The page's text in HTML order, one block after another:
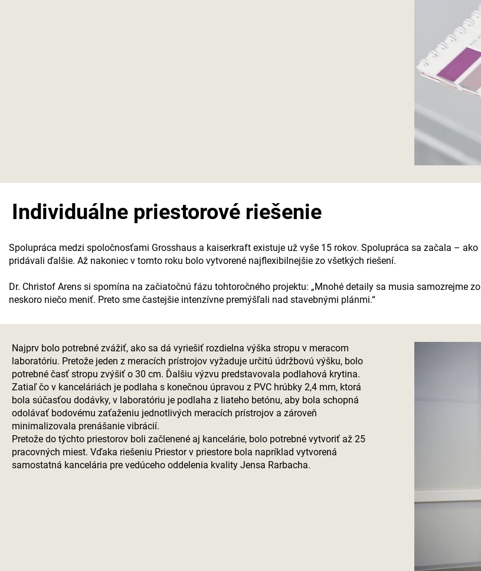
Individuálne priestorové riešenie
Spolupráca medzi spoločnosťami Grosshaus a kaiserkraft existuje už vyše 15 rokov. Spolupráca sa začala –
pridávali ďalšie. Až nakoniec v tomto roku bolo vytvorené najflexibilnejšie zo všetkých riešení.
Dr. Christof Arens si spomína na začiatočnú fázu tohtoročného projektu: „Mnohé detaily sa musia samozrejme
neskoro niečo meniť. Preto sme častejšie intenzívne premýšľali nad stavebnými plánmi.“
Najprv bolo potrebné zvážiť, ako sa dá vyriešiť rozdielna výška stropu v meracom
laboratóriu. Pretože jeden z meracích prístrojov vyžaduje určitú údržbovú výšku, bolo
potrebné časť stropu zvýšiť o 30 cm. Ďalšiu výzvu predstavovala podlahová krytina.
Zatiaľ čo v kanceláriách je podlaha s konečnou úpravou z PVC hrúbky 2,4 mm, ktorá
bola súčasťou dodávky, v laboratóriu je podlaha z liateho betónu, aby bola schopná
odolávať bodovému zaťaženiu jednotlivých meracích prístrojov a zároveň
minimalizovala prenášanie vibrácií.
Pretože do týchto priestorov boli začlenené aj kancelárie, bolo potrebné vytvoriť až 25
pracovných miest. Vďaka riešeniu Priestor v priestore bola napríklad vytvorená
samostatná kancelária pre vedúceho oddelenia kvality Jensa Rarbacha.